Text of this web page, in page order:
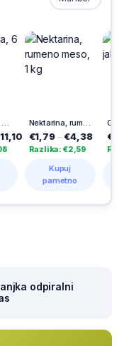
Nektarina, rumeno meso, 1 kg
– €4,38
€2,59
€1,19– €2,99
Razlika: €1,80
odpiralni